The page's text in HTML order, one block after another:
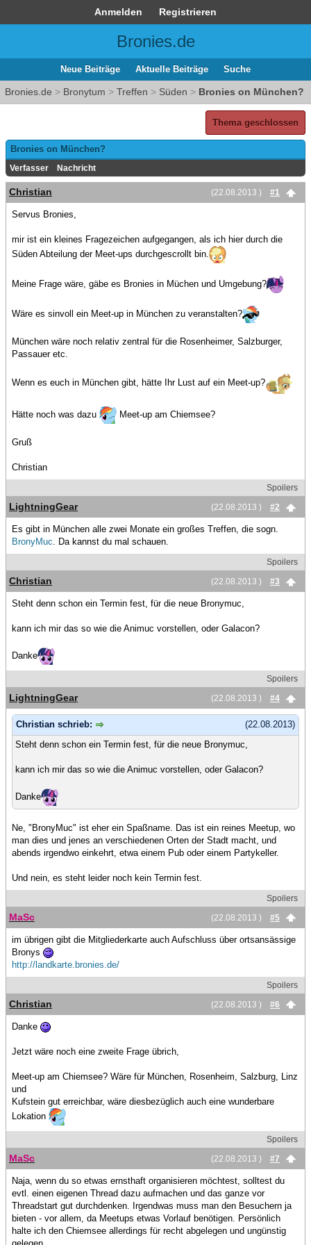
Anmelden Registrieren
Bronies.de
Neue Beiträge Aktuelle Beiträge Suche
Bronies.de > Bronytum > Treffen > Süden > Bronies on München?
Thema geschlossen
Bronies on München?
Verfasser Nachricht
(22.08.2013 ) #1
Christian
Servus Bronies,
mir ist ein kleines Fragezeichen aufgegangen, als ich hier durch die
Süden Abteilung der Meet-ups durchgescrollt bin.
Meine Frage wäre, gäbe es Bronies in Müchen und Umgebung?
Wäre es sinvoll ein Meet-up in München zu veranstalten?
München wäre noch relativ zentral für die Rosenheimer, Salzburger,
Passauer etc.
Wenn es euch in München gibt, hätte Ihr Lust auf ein Meet-up?
Hätte noch was dazu Meet-up am Chiemsee?
Gruß
Christian
Spoilers
(22.08.2013 )
#2
LightningGear
Es gibt in München alle zwei Monate ein großes Treffen, die sogn.
BronyMuc. Da kannst du mal schauen.
Spoilers
(22.08.2013 )
#3
Christian
Steht denn schon ein Termin fest, für die neue Bronymuc,
kann ich mir das so wie die Animuc vorstellen, oder Galacon?
Danke
Spoilers
(22.08.2013 )
#4
LightningGear
(22.08.2013)
Christian schrieb:
Steht denn schon ein Termin fest, für die neue Bronymuc,
kann ich mir das so wie die Animuc vorstellen, oder Galacon?
Danke
Ne, "BronyMuc" ist eher ein Spaßname. Das ist ein reines Meetup, wo
man dies und jenes an verschiedenen Orten der Stadt macht, und
abends irgendwo einkehrt, etwa einem Pub oder einem Partykeller.
Und nein, es steht leider noch kein Termin fest.
Spoilers
(22.08.2013 )
#5
MaSc
im übrigen gibt die Mitgliederkarte auch Aufschluss über ortsansässige
Bronys
http://landkarte.bronies.de/
Spoilers
(22.08.2013 )
#6
Christian
Danke
Jetzt wäre noch eine zweite Frage übrich,
Meet-up am Chiemsee? Wäre für München, Rosenheim, Salzburg, Linz
und
Kufstein gut erreichbar, wäre diesbezüglich auch eine wunderbare
Lokation
Spoilers
(22.08.2013 )
#7
MaSc
Naja, wenn du so etwas ernsthaft organisieren möchtest, solltest du
evtl. einen eigenen Thread dazu aufmachen und das ganze vor
Threadstart gut durchdenken. Irgendwas muss man den Besuchern ja
bieten - vor allem, da Meetups etwas Vorlauf benötigen. Persönlich
halte ich den Chiemsee allerdings für recht abgelegen und ungünstig